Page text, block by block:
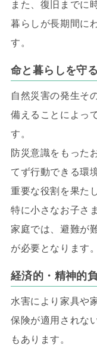
また、復旧までに
暮らしが長期間に
す。
命と暮らしを守
自然災害の発生そ
備えることによっ
す。
防災意識をもった
てず行動できる環
重要な役割を果た
特に小さなお子さ
家庭では、避難が
が必要となります。
経済的・精神的
水害により家具や
保険が適用されな
もあります。